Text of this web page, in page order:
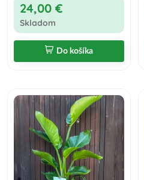
24,00 €
Skladom
Do košíka